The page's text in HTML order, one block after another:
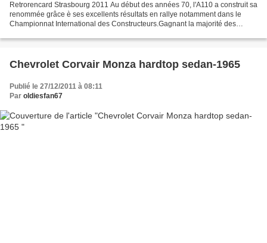
Retrorencard Strasbourg 2011 Au début des années 70, l'A110 a construit sa
renommée grâce è ses excellents résultats en rallye notamment dans le
Championnat International des Constructeurs.Gagnant la majorité des
Chevrolet Corvair Monza hardtop sedan-1965
Publié le 27/12/2011 à 08:11
Par oldiesfan67